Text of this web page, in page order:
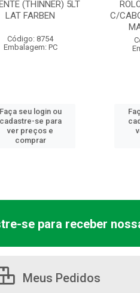
(THINNER) 5LT
LAT FARBEN
Código: 8754
Embalagem: PC
Faça seu login ou
cadastre-se para
ver preços e
comprar
C/
se para receber
Meus Pedidos